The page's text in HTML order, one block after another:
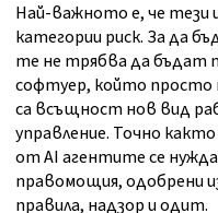
Най-важното е, че
категории риск. За да
те не трябва да бъдат
софтуер, който просто
са всъщност нов вид
управление. Точно
от AI агентите се
правомощия, одобрени
правила, надзор и одит.